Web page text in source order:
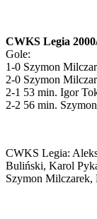
CWKS Legia
Gole:
1-0 Szymon
2-0 Szymon
2-1 53 min. Igor
2-2 56 min.
CWKS Legia:
Buliński, Karol
Szymon Milczarek,